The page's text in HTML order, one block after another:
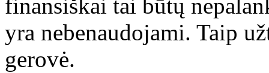
finansiškai tai būtų
yra nebenaudojami. Taip
gerovė.